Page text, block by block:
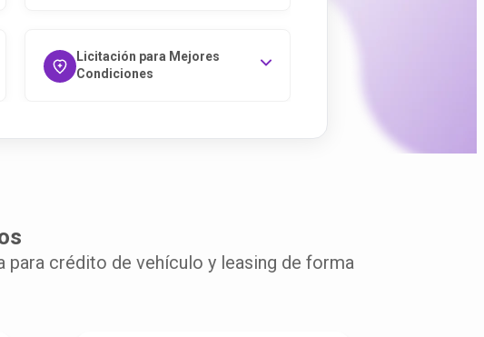
Licitación para Mejores
Condiciones
crédito de vehículo y leasing de forma